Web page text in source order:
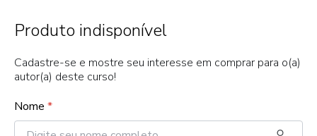
Produto indisponível
Cadastre-se e mostre seu interesse em comprar para o(a)
autor(a) deste curso!
Nome *